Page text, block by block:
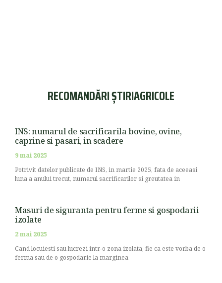
RECOMANDĂRI ȘTIRIAGRICOLE
INS: numarul de sacrificarila bovine, ovine,
caprine si pasari, in scadere
9 mai 2025
Potrivit datelor publicate de INS, in martie 2025, fata de aceeasi
luna a anului trecut, numarul sacrificarilor si greutatea in
Masuri de siguranta pentru ferme si gospodarii
izolate
2 mai 2025
Cand locuiesti sau lucrezi intr-o zona izolata, fie ca este vorba de o
ferma sau de o gospodarie la marginea